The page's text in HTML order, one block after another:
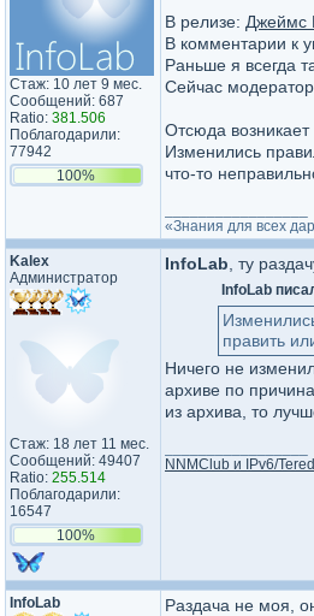
Стаж: 10 лет 9 мес.
Сообщений: 687
Ratio: 381.506
Поблагодарили:
77942
100%
В релизе: Джеймс
В комментарии к
Раньше я всегда
Сейчас
Отсюда возникает
Изменились
что-то
«Знания для всех
Kalex
Администратор
Стаж: 18 лет 11 мес.
Сообщений: 49407
Ratio: 255.514
Поблагодарили:
16547
100%
InfoLab , ту
InfoLab
править
Ничего не
архиве по
из архива, то
NNMClub и IPv6/
InfoLab Раздача не моя,